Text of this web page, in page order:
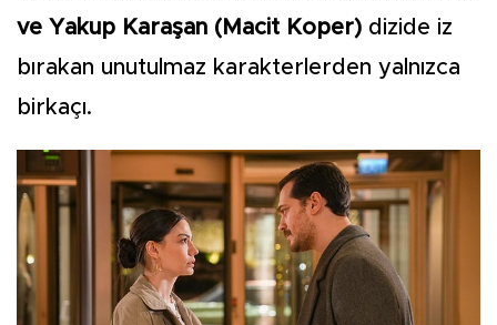
ve Yakup Karaşan (Macit Koper) dizide iz
bırakan unutulmaz karakterlerden yalnızca
birkaçı.